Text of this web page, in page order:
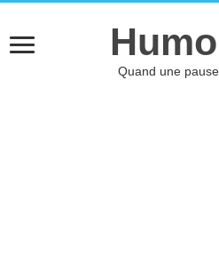
Quand une